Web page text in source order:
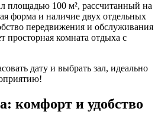
площадью 100 м², рассчитанный на
форма и наличие двух отдельных
передвижения и обслуживания
просторная комната отдыха с
дату и выбрать зал, идеально
комфорт и удобство